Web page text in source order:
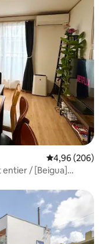
Évaluation
4,96 (206)
entier / [Beigua]